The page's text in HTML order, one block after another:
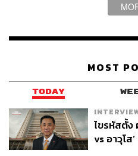
MOST
TODAY
ไขรหัสตั้ง
vs อาวุโส